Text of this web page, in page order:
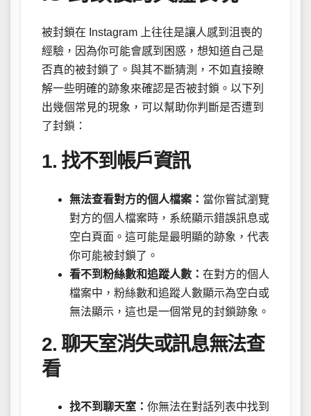
被封鎖在 Instagram 上往往是讓人感到沮喪的
經驗，因為你可能會感到困惑，想知道自己是
否真的被封鎖了。與其不斷猜測，不如直接瞭
解一些明確的跡象來確認是否被封鎖。以下列
出幾個常見的現象，可以幫助你判斷是否遭到
了封鎖：
1. 找不到帳戶資訊
無法查看對方的個人檔案： 當你嘗試瀏覽
對方的個人檔案時，系統顯示錯誤訊息或
空白頁面。這可能是最明顯的跡象，代表
你可能被封鎖了。
看不到粉絲數和追蹤人數： 在對方的個人
檔案中，粉絲數和追蹤人數顯示為空白或
無法顯示，這也是一個常見的封鎖跡象。
2. 聊天室消失或訊息無法查
看
找不到聊天室： 你無法在對話列表中找到